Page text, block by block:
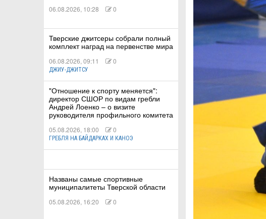
06.08.2026, 10:28 0
Тверские джитсеры собрали полный
комплект наград на первенстве мира
06.08.2026, 09:11 0
ДЖИУ-ДЖИТСУ
"Отношение к спорту меняется":
директор СШОР по видам гребли
Андрей Лоенко – о визите
руководителя профильного комитета
05.08.2026, 18:00 0
ГРЕБЛЯ НА БАЙДАРКАХ И КАНОЭ
Названы самые спортивные
муниципалитеты Тверской области
05.08.2026, 16:20 0